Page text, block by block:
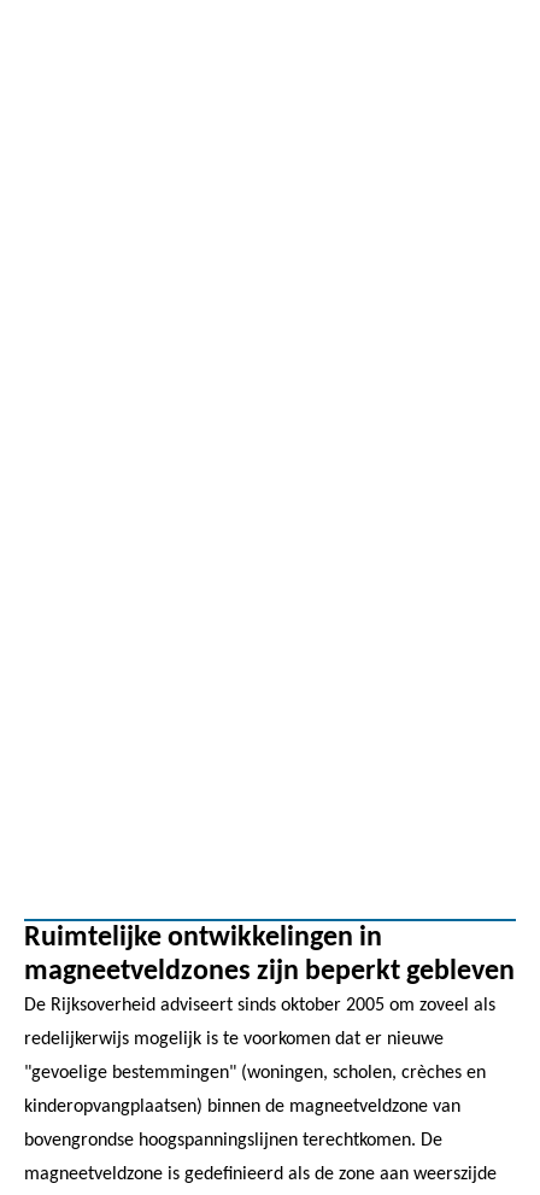
Ruimtelijke ontwikkelingen in
magneetveldzones zijn beperkt gebleven
De Rijksoverheid adviseert sinds oktober 2005 om zoveel als
redelijkerwijs mogelijk is te voorkomen dat er nieuwe
"gevoelige bestemmingen" (woningen, scholen, crèches en
kinderopvangplaatsen) binnen de magneetveldzone van
bovengrondse hoogspanningslijnen terechtkomen. De
magneetveldzone is gedefinieerd als de zone aan weerszijde